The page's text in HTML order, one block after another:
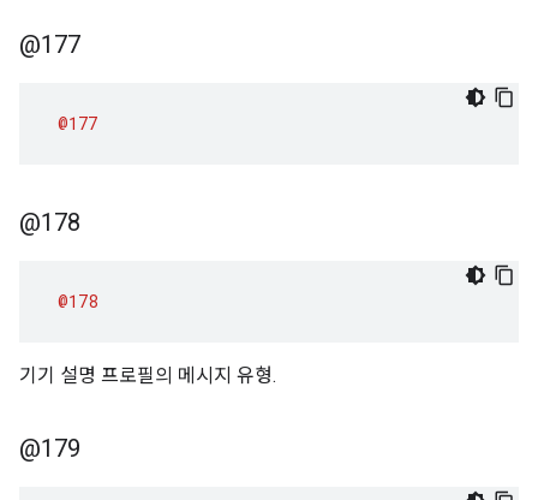
@177
@177
@178
@178
기기 설명 프로필의 메시지 유형.
@179